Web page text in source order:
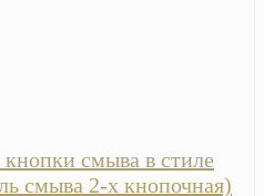
смыва в стиле
смыва 2-х кнопочная)